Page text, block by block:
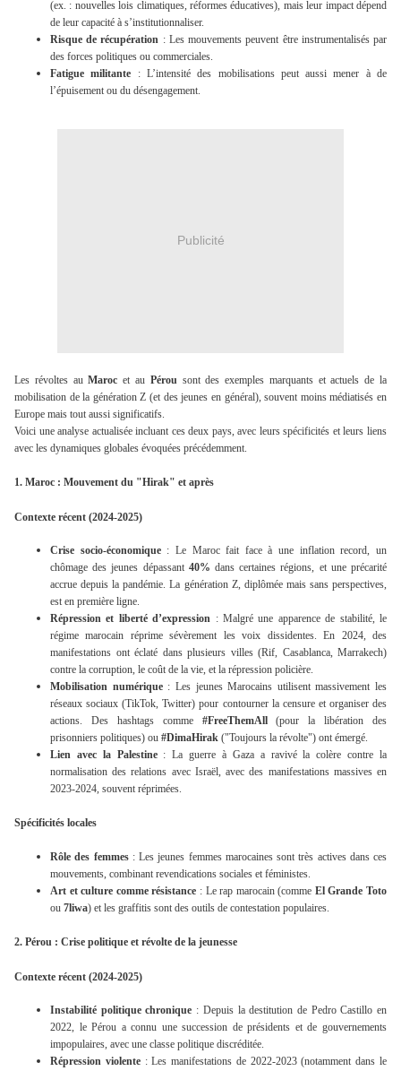
(ex. : nouvelles lois climatiques, réformes éducatives), mais leur impact dépend
de leur capacité à s’institutionnaliser.
Risque de récupération : Les mouvements peuvent être instrumentalisés par
des forces politiques ou commerciales.
Fatigue militante : L’intensité des mobilisations peut aussi mener à de
l’épuisement ou du désengagement.
Publicité
Les révoltes auMaroc et au Pérou sont des exemples marquants et actuels de la
mobilisation de la génération Z (et des jeunes en général), souvent moins médiatisés en
Europe mais tout aussi significatifs.
Voici une analyse actualisée incluant ces deux pays, avec leurs spécificités et leurs liens
avec les dynamiques globales évoquées précédemment.
1. Maroc : Mouvement du "Hirak" et après
Contexte récent (2024-2025)
Crise socio-économique: Le Maroc fait face à une inflation record, un
chômage des jeunes dépassant 40% dans certaines régions, et une précarité
accrue depuis la pandémie. La génération Z, diplômée mais sans perspectives,
est en première ligne.
Répression et liberté d’expression : Malgré une apparence de stabilité, le
régime marocain réprime sévèrement les voix dissidentes. En 2024, des
manifestations ont éclaté dans plusieurs villes (Rif, Casablanca, Marrakech)
contre la corruption, le coût de la vie, et la répression policière.
Mobilisation numérique: Les jeunes Marocains utilisent massivement les
réseaux sociaux (TikTok, Twitter) pour contourner la censure et organiser des
actions. Des hashtags comme #FreeThemAll(pour la libération des
prisonniers politiques) ou #DimaHirak ("Toujours la révolte") ont émergé.
Lien avec la Palestine: Laguerre à Gazaa ravivé la colère contre la
normalisation des relations avec Israël, avec des manifestations massives en
2023-2024, souvent réprimées.
Spécificités locales
Rôle des femmes: Les jeunes femmes marocaines sont très actives dans ces
mouvements, combinant revendications sociales et féministes.
Art et culture comme résistance : Lerap marocain(comme El Grande Toto
ou 7liwa) et les graffitis sont des outils de contestation populaires.
2. Pérou : Crise politique et révolte de la jeunesse
Contexte récent (2024-2025)
Instabilité politique chronique : Depuis ladestitution de Pedro Castillo en
2022, le Pérou a connu une succession de présidents et de gouvernements
impopulaires, avec une classe politique discréditée.
Répression violente: Les manifestations de 2022-2023 (notamment dans le